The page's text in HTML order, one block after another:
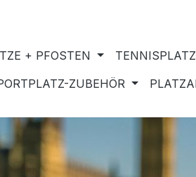
+ PFOSTEN
ZUBEHÖR